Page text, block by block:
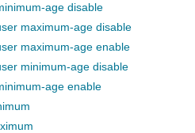
age disable
maximum-age disable
maximum-age enable
minimum-age disable
age enable